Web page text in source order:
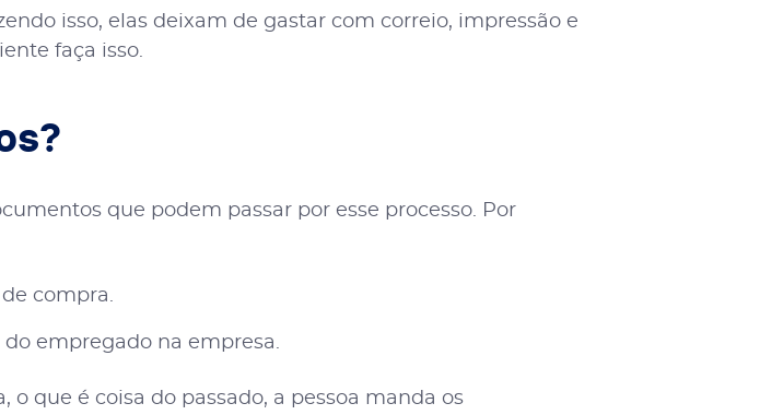
isso, elas deixam de gastar com correio, impressão e
faça isso.
que podem passar por esse processo. Por
compra.
empregado na empresa.
o que é coisa do passado, a pessoa manda os